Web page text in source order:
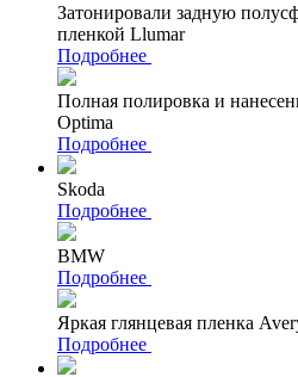
Затонировали задную
пленкой Llumar
Подробнее
Полная полировка и
Optima
Подробнее
Skoda
Подробнее
BMW
Подробнее
Яркая глянцевая пленка
Подробнее